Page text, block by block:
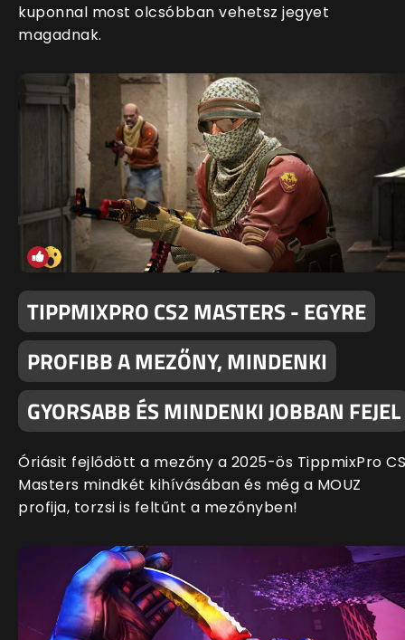
kuponnal most olcsóbban vehetsz jegyet
magadnak.
TIPPMIXPRO CS2 MASTERS - EGYRE
PROFIBB A MEZŐNY, MINDENKI
GYORSABB ÉS MINDENKI JOBBAN FEJEL
Óriásit fejlődött a mezőny a 2025-ös TippmixPro
Masters mindkét kihívásában és még a MOUZ
profija, torzsi is feltűnt a mezőnyben!